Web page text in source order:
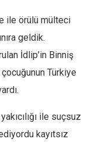
ile örülü mülteci
geldik.
İdlip’in Binniş
çocuğunun Türkiye
ile suçsuz
kayıtsız